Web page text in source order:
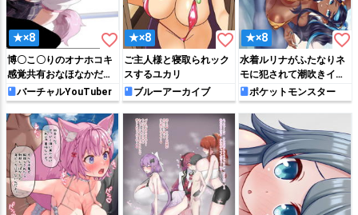
★×8 favorite_border
博〇こ〇りのオナホコキ
感覚共有おなほなかだし
ＣＧ集❤
バーチャルYouTuber
★×8 favorite_border
ご主人様と寝取られック
スするユカリ
ブルーアーカイブ
★×8 favorite_border
水着ルリナがふたなりネ
モに犯されて潮吹きイキ
しちゃう!!
ポケットモンスター